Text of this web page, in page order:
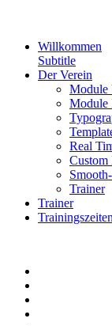
Willkommen
Subtitle
Der Verein
Module
Module
Real
Custom
Trainer
Trainer
Trainingszeiten